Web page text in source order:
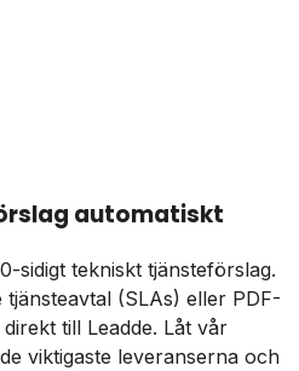
automatiskt
sidigt tekniskt tjänsteförslag.
tjänsteavtal (SLAs) eller PDF-
till Leadde. Låt vår
viktigaste leveranserna och